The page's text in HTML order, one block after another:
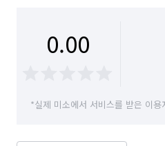
0.00
*실제 미소에서 서비스를 받은 이용